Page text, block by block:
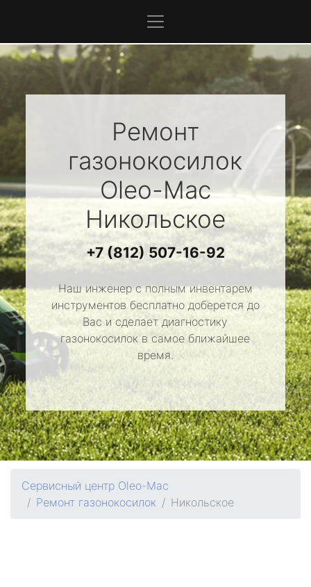
Ремонт
газонокосилок
Oleo-Mac
Никольское
+7 (812) 507-16-92
Наш инженер с полным инвентарем
инструментов бесплатно доберется до
Вас и сделает диагностику
газонокосилок в самое ближайшее
время.
Сервисный центр Oleo-Mac
Ремонт газонокосилок
Никольское